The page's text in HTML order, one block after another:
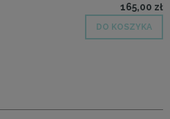
165,00 zł
DO KOSZYKA